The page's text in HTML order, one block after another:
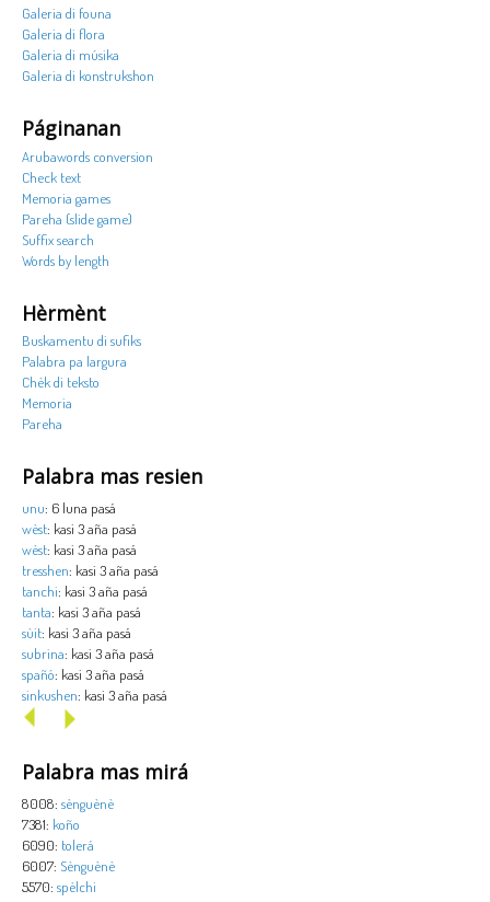
Galeria di founa
Galeria di flora
Galeria di músika
Galeria di konstrukshon
Páginanan
Arubawords conversion
Check text
Memoria games
Pareha (slide game)
Suffix search
Words by length
Hèrmènt
Buskamentu di sufiks
Palabra pa largura
Chèk di teksto
Memoria
Pareha
Palabra mas resien
unu: 6 luna pasá
wèst: kasi 3 aña pasá
wèst: kasi 3 aña pasá
tresshen: kasi 3 aña pasá
tanchi: kasi 3 aña pasá
tanta: kasi 3 aña pasá
sùit: kasi 3 aña pasá
subrina: kasi 3 aña pasá
spañó: kasi 3 aña pasá
sinkushen: kasi 3 aña pasá
Palabra mas mirá
8008: sènguènè
7381: koño
6090: tolerá
6007: Sènguènè
5570: spèlchi